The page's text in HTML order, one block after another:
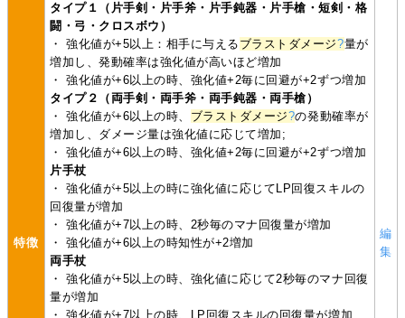
特徴
タイプ１（片手剣・片手斧・片手鈍器・片手槍・短剣・格
闘・弓・クロスボウ）
・ 強化値が+5以上：相手に与える ブラストダメージ?量が
増加し、発動確率は強化値が高いほど増加
・ 強化値が+6以上の時、強化値+2毎に回避が+2ずつ増加
タイプ２（両手剣・両手斧・両手鈍器・両手槍）
・ 強化値が+6以上の時、 ブラストダメージ?の発動確率が
増加し、ダメージ量は強化値に応じて増加;
・ 強化値が+6以上の時、強化値+2毎に回避が+2ずつ増加
片手杖
・ 強化値が+5以上の時に強化値に応じてLP回復スキルの
回復量が増加
・ 強化値が+7以上の時、2秒毎のマナ回復量が増加
・ 強化値が+6以上の時知性が+2増加
両手杖
・ 強化値が+5以上の時、強化値に応じて2秒毎のマナ回復
量が増加
・ 強化値が+7以上の時、LP回復スキルの回復量が増加
編
集